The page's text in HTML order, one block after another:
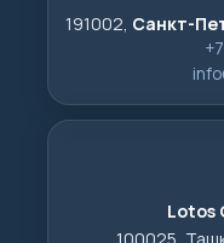
191002, Санкт-
Lotos
100025,